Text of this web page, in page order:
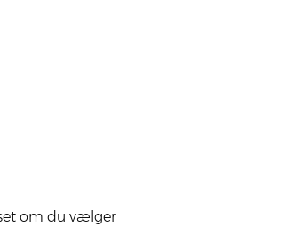
om du væl­ger